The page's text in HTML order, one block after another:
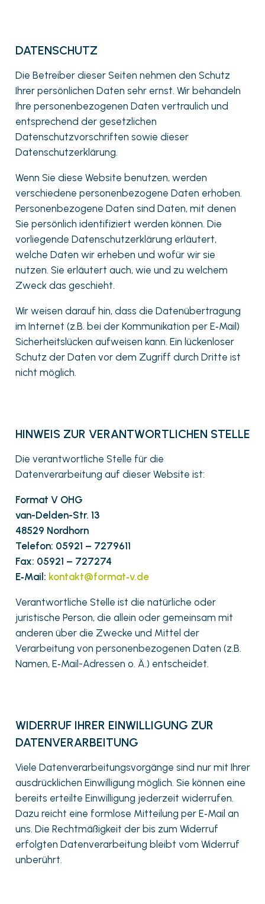
DATENSCHUTZ
Die Betreiber dieser Seiten nehmen den Schutz
Ihrer persönlichen Daten sehr ernst. Wir behandeln
Ihre personenbezogenen Daten vertraulich und
entsprechend der gesetzlichen
Datenschutzvorschriften sowie dieser
Datenschutzerklärung.
Wenn Sie diese Website benutzen, werden
verschiedene personenbezogene Daten erhoben.
Personenbezogene Daten sind Daten, mit denen
Sie persönlich identifiziert werden können. Die
vorliegende Datenschutzerklärung erläutert,
welche Daten wir erheben und wofür wir sie
nutzen. Sie erläutert auch, wie und zu welchem
Zweck das geschieht.
Wir weisen darauf hin, dass die Datenübertragung
im Internet (z.B. bei der Kommunikation per E‑Mail)
Sicherheitslücken aufweisen kann. Ein lückenloser
Schutz der Daten vor dem Zugriff durch Dritte ist
nicht möglich.
HINWEIS ZUR VERANTWORTLICHEN STELLE
Die verantwortliche Stelle für die
Datenverarbeitung auf dieser Website ist:
Format V OHG
van-Delden-Str. 13
48529 Nordhorn
Telefon: 05921 – 7279611
Fax: 05921 – 727274
E‑Mail: kontakt@format‑v.de
Verantwortliche Stelle ist die natürliche oder
juristische Person, die allein oder gemeinsam mit
anderen über die Zwecke und Mittel der
Verarbeitung von personenbezogenen Daten (z.B.
Namen, E‑Mail-Adressen o. Ä.) entscheidet.
WIDERRUF IHRER EINWILLIGUNG ZUR
DATENVERARBEITUNG
Viele Datenverarbeitungsvorgänge sind nur mit Ihrer
ausdrücklichen Einwilligung möglich. Sie können eine
bereits erteilte Einwilligung jederzeit widerrufen.
Dazu reicht eine formlose Mitteilung per E‑Mail an
uns. Die Rechtmäßigkeit der bis zum Widerruf
erfolgten Datenverarbeitung bleibt vom Widerruf
unberührt.